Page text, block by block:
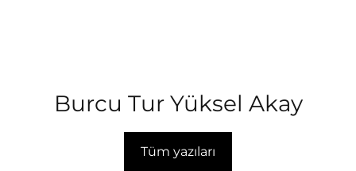
Burcu Tur Yüksel Akay
Tüm yazıları